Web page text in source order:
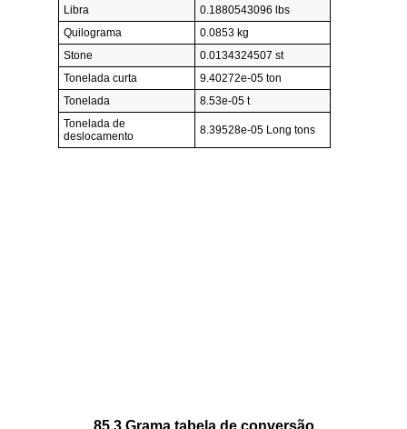
Libra
0.1880543096 lbs
Quilograma
0.0853 kg
Stone
0.0134324507 st
Tonelada curta
9.40272e-05 ton
Tonelada
8.53e-05 t
Tonelada de
deslocamento
8.39528e-05 Long tons
85.3 Grama tabela de conversão